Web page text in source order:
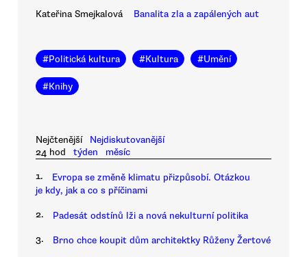
Kateřina Smejkalová Banalita zla a zapálených aut
#Politická kultura #Kultura #Umění
#Knihy
Nejčtenější
Nejdiskutovanější
24 hod
týden měsíc
1.
Evropa se změně klimatu přizpůsobí. Otázkou
je kdy, jak a co s příčinami
2. Padesát odstínů lži a nová nekulturní politika
3. Brno chce koupit dům architektky Růženy Žertové